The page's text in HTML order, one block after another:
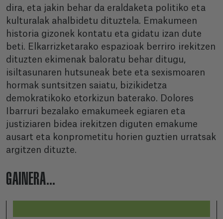
dira, eta jakin behar da eraldaketa politiko eta
kulturalak ahalbidetu dituztela. Emakumeen
historia gizonek kontatu eta gidatu izan dute
beti. Elkarrizketarako espazioak berriro irekitzen
dituzten ekimenak baloratu behar ditugu,
isiltasunaren hutsuneak bete eta sexismoaren
hormak suntsitzen saiatu, bizikidetza
demokratikoko etorkizun baterako. Dolores
Ibarruri bezalako emakumeek egiaren eta
justiziaren bidea irekitzen diguten emakume
ausart eta konprometitu horien guztien urratsak
argitzen dituzte.
GAINERA...